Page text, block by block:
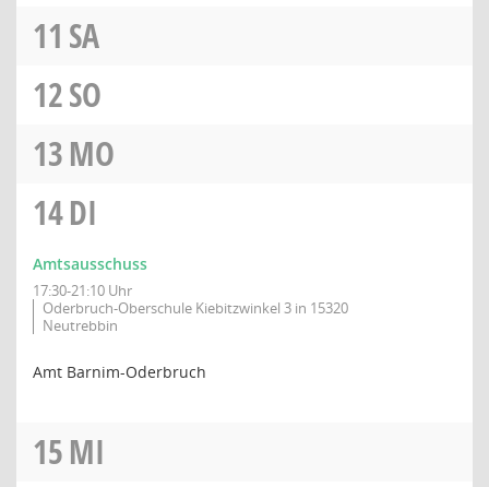
11 SA
12SO
13MO
14DI
Amtsausschuss
17:30-21:10 Uhr
Oderbruch-Oberschule Kiebitzwinkel 3 in 15320
Neutrebbin
Amt Barnim-Oderbruch
15MI